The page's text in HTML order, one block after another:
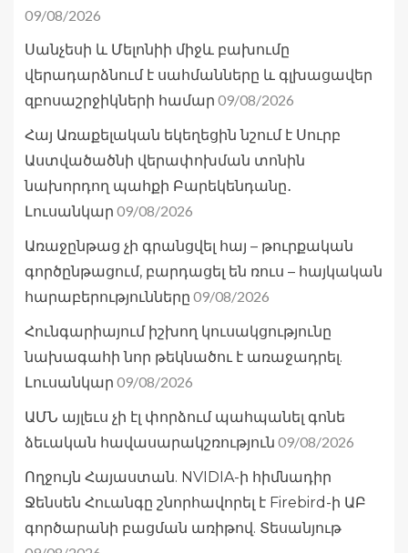
09/08/2026
Սանչեսի և Մելոնիի միջև բախումը
վերադարձնում է սահմանները և գլխացավեր
զբոսաշրջիկների համար 09/08/2026
Հայ Առաքելական եկեղեցին նշում է Սուրբ
Աստվածածնի վերափոխման տոնին
նախորդող պահքի Բարեկենդանը․
Լուսանկար 09/08/2026
Առաջընթաց չի գրանցվել հայ – թուրքական
գործընթացում, բարդացել են ռուս – հայկական
հարաբերությունները 09/08/2026
Հունգարիայում իշխող կուսակցությունը
նախագահի նոր թեկնածու է առաջադրել.
Լուսանկար 09/08/2026
ԱՄՆ այլեւս չի էլ փորձում պահպանել գոնե
ձեւական հավասարակշռություն 09/08/2026
Ողջույն Հայաստան. NVIDIA-ի հիմնադիր
Ջենսեն Հուանգը շնորհավորել է Firebird-ի ԱԲ
գործարանի բացման առիթով. Տեսանյութ